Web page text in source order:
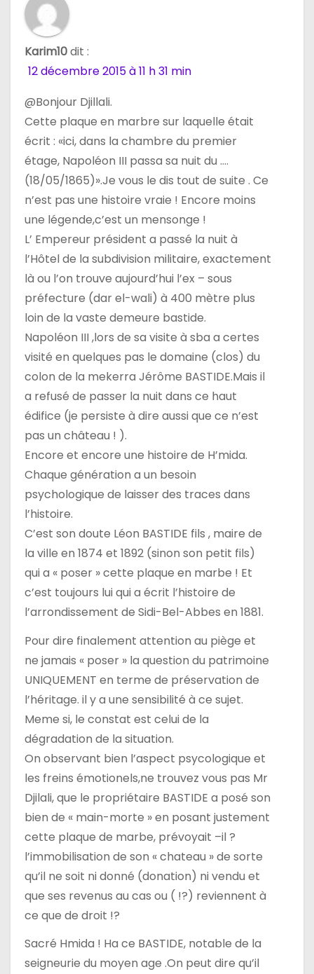
Karim10dit :
12 décembre 2015 à 11 h 31 min
@Bonjour Djillali.
Cette plaque en marbre sur laquelle était
écrit : «ici, dans la chambre du premier
étage, Napoléon III passa sa nuit du ….
(18/05/1865)».Je vous le dis tout de suite . Ce
n’est pas une histoire vraie ! Encore moins
une légende,c’est un mensonge !
L’ Empereur président a passé la nuit à
l’Hôtel de la subdivision militaire, exactement
là ou l’on trouve aujourd’hui l’ex – sous
préfecture (dar el-wali) à 400 mètre plus
loin de la vaste demeure bastide.
Napoléon III ,lors de sa visite à sba a certes
visité en quelques pas le domaine (clos) du
colon de la mekerra Jérôme BASTIDE.Mais il
a refusé de passer la nuit dans ce haut
édifice (je persiste à dire aussi que ce n’est
pas un château ! ).
Encore et encore une histoire de H’mida.
Chaque génération a un besoin
psychologique de laisser des traces dans
l’histoire.
C’est son doute Léon BASTIDE fils , maire de
la ville en 1874 et 1892 (sinon son petit fils)
qui a « poser » cette plaque en marbe ! Et
c’est toujours lui qui a écrit l’histoire de
l’arrondissement de Sidi-Bel-Abbes en 1881.
Pour dire finalement attention au piège et
ne jamais « poser » la question du patrimoine
UNIQUEMENT en terme de préservation de
l’héritage. il y a une sensibilité à ce sujet.
Meme si, le constat est celui de la
dégradation de la situation.
On observant bien l’aspect psycologique et
les freins émotionels,ne trouvez vous pas Mr
Djilali, que le propriétaire BASTIDE a posé son
bien de « main-morte » en posant justement
cette plaque de marbe, prévoyait –il ?
l’immobilisation de son « chateau » de sorte
qu’il ne soit ni donné (donation) ni vendu et
que ses revenus au cas ou ( !?) reviennent à
ce que de droit !?
Sacré Hmida ! Ha ce BASTIDE, notable de la
seigneurie du moyen age .On peut dire qu’il